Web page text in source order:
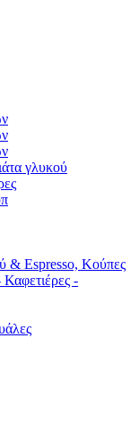
γλυκού
& Espresso, Κούπες
Καφετιέρες -